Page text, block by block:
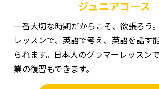
ジュニアコース
一番大切な時期だからこそ、欲張ろう
レッスンで、英語で考え、英語を話す
られます。日本人のグラマーレッスン
業の復習もできます。